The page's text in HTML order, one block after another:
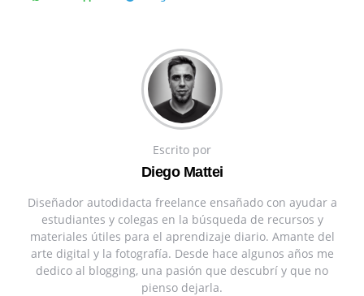
Escrito por
Diego Mattei
Diseñador autodidacta freelance ensañado con ayudar a
estudiantes y colegas en la búsqueda de recursos y
materiales útiles para el aprendizaje diario. Amante del
arte digital y la fotografía. Desde hace algunos años me
dedico al blogging, una pasión que descubrí y que no
pienso dejarla.